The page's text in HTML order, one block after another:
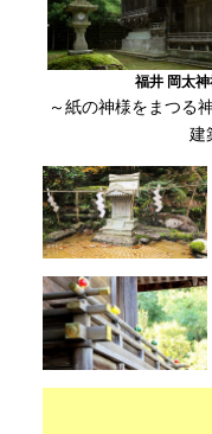
福井 岡太
～紙の神様をまつる
建